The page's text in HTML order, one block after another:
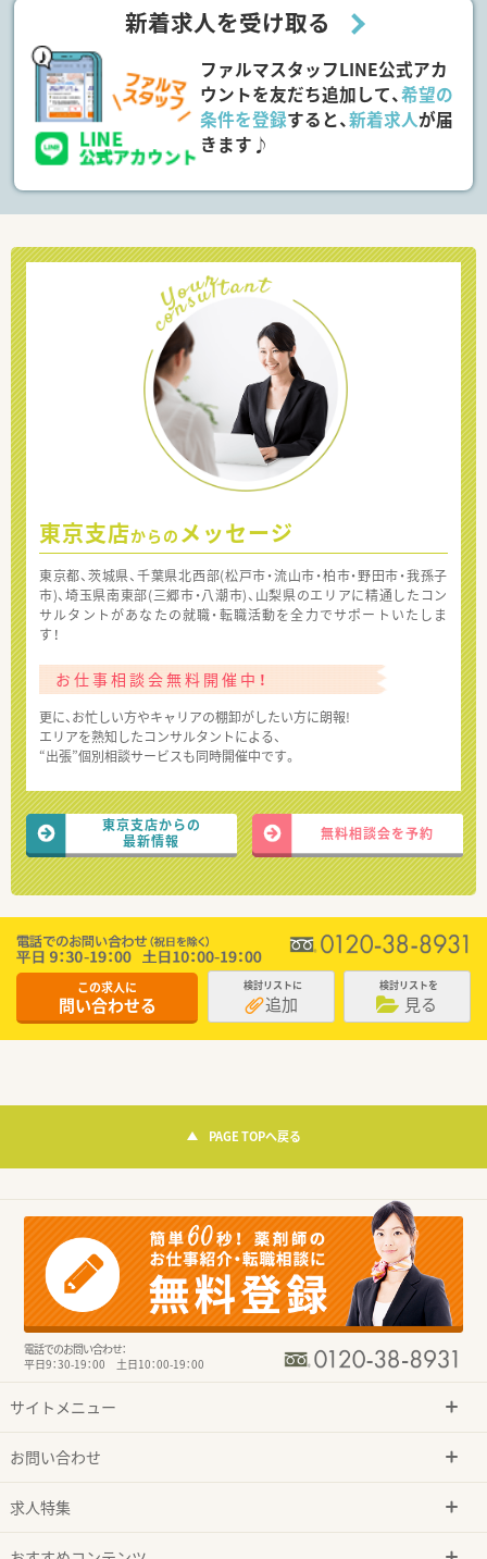
新着求人を受け取る
ファルマスタッフLINE公式アカ
ウントを友だち追加して、希望の
条件を登録すると、新着求人が届
きます♪
東京支店からの メッセージ
東京都、茨城県、千葉県北西部(松戸市・流山市・柏市・野田市・我孫子
市)、埼玉県南東部(三郷市・八潮市)、山梨県のエリアに精通したコン
サルタントがあなたの就職・転職活動を全力でサポートいたしま
す！
お仕事相談会無料開催中！
更に、お忙しい方やキャリアの棚卸がしたい方に朗報!
エリアを熟知したコンサルタントによる、
“出張”個別相談サービスも同時開催中です。
東京支店からの
最新情報
無料相談会を予約
この求人に
問い合わせる
検討リストに
追加
検討リストを
見る
PAGE TOPへ戻る
電話でのお問い合わせ：
平日9：30-19：00 土日10：00-19：00
サイトメニュー
お問い合わせ
求人特集